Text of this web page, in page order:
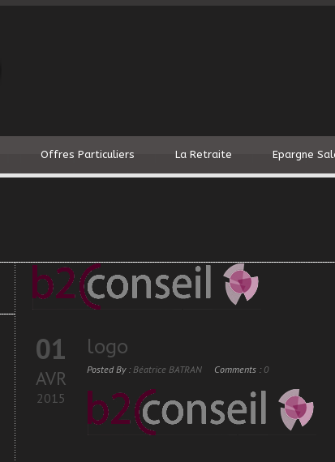
Offres Particuliers La Retraite Epargne
01
AVR
2015
logo
Posted By :Béatrice BATRAN Comments : 0